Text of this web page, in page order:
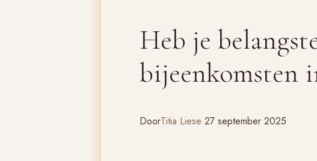
Heb je
bijeenkomsten
DoorTitia Liese 27 september 2025